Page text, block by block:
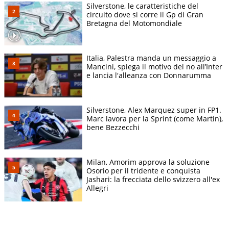
Silverstone, le caratteristiche del
circuito dove si corre il Gp di Gran
Bretagna del Motomondiale
Italia, Palestra manda un messaggio a
Mancini, spiega il motivo del no all’Inter
e lancia l'alleanza con Donnarumma
Silverstone, Alex Marquez super in FP1.
Marc lavora per la Sprint (come Martin),
bene Bezzecchi
Milan, Amorim approva la soluzione
Osorio per il tridente e conquista
Jashari: la frecciata dello svizzero all'ex
Allegri